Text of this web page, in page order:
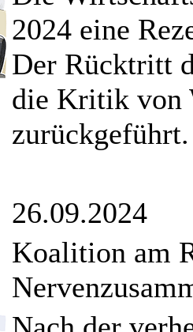
2024 eine
Der Rücktritt
die Kritik von
zurückgeführt.
26.09.2024
Koalition am